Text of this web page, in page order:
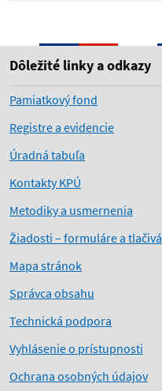
Dôležité linky a odkazy
Pamiatkový fond
Registre a evidencie
Úradná tabuľa
Kontakty KPÚ
Metodiky a usmernenia
Žiadosti – formuláre a tlačivá
Mapa stránok
Správca obsahu
Technická podpora
Vyhlásenie o prístupnosti
Ochrana osobných údajov